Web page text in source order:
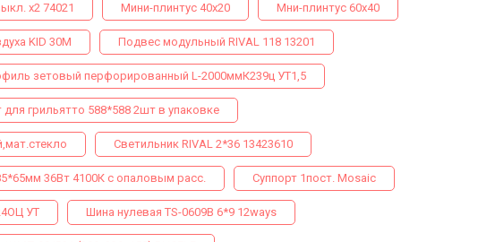
х2 74021 Мини-плинтус 40х20 Мни-плинтус 60х40
KID 30M Подвес модульный RIVAL 118 13201
зетовый перфорированный L-2000ммК239ц УТ1,5
грильятто 588*588 2шт в упаковке
Светильник RIVAL 2*36 13423610
36Вт 4100К с опаловым расс. Суппорт 1пост. Mosaic
УТ Шина нулевая TS-0609B 6*9 12ways